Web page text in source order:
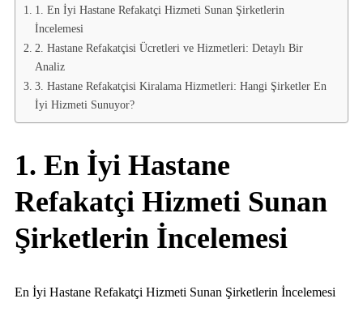
1. En İyi Hastane Refakatçi Hizmeti Sunan Şirketlerin
İncelemesi
2. Hastane Refakatçisi Ücretleri ve Hizmetleri: Detaylı Bir
Analiz
3. Hastane Refakatçisi Kiralama Hizmetleri: Hangi Şirketler En
İyi Hizmeti Sunuyor?
1. En İyi Hastane
Refakatçi Hizmeti Sunan
Şirketlerin İncelemesi
En İyi Hastane Refakatçi Hizmeti Sunan Şirketlerin İncelemesi